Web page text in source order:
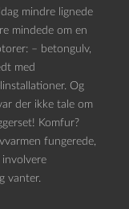
mindre lignede
mindede om en
– betongulv,
med
Og
der ikke tale om
Komfur?
fungerede,
vanter.